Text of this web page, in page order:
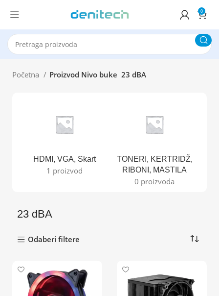
0
Početna Proizvod Nivo buke 23 dBA
HDMI, VGA, Skart
1 proizvod
TONERI, KERTRIDŽ,
RIBONI, MASTILA
0 proizvoda
23 dBA
Odaberi filtere